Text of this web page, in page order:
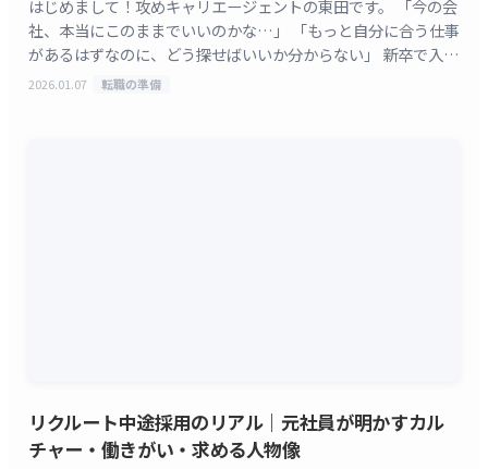
はじめまして！攻めキャリエージェントの東田です。 「今の会
社、本当にこのままでいいのかな…」 「もっと自分に合う仕事
があるはずなのに、どう探せばいいか分からない」 新卒で入社
して1～3年。社会人としての基礎を学び、少し周 [&hellip;]
2026.01.07 転職の準備
リクルート中途採用のリアル｜元社員が明かすカル
チャー・働きがい・求める人物像